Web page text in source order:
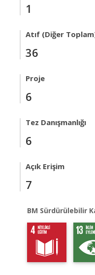
1
Atıf (Diğer
36
Proje
6
Tez Danışmanlığı
6
Açık Erişim
7
BM Sürdürülebilir